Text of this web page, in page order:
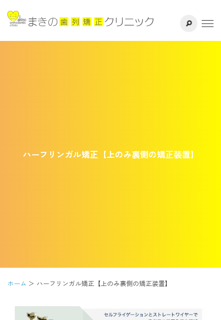
千葉県八千
通院中の方はこちら
初診相談予約
サイト内検索
ハーフリンガル矯正【上のみ裏側の矯正装置】
ホーム ハーフリンガル矯正【上のみ裏側の矯正装置】